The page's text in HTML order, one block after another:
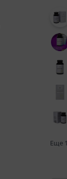
Еще 1